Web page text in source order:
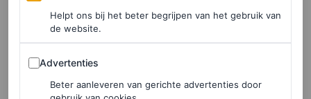
Tijdens mijn bezoeken aan Parijs vertoef ik graag bij
hippe nieuwe tenten – denk aan LouLou, Mimosa en
Gigi – maar zo nu en dan strijk ik graag neer bij een écht
Franse bistro. Dan kan ik altijd advies gebruiken, want ik
Helpt ons bij het beter begrijpen van het gebruik van
de website.
Advertenties
Advertenties
Beter aanleveren van gerichte advertenties door